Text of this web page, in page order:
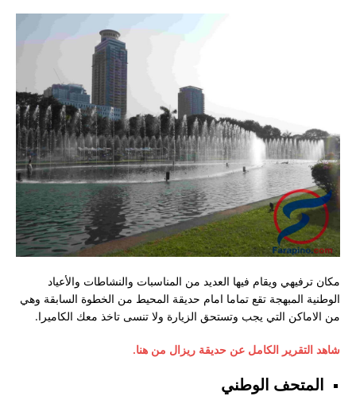
مكان ترفيهي ويقام فيها العديد من المناسبات والنشاطات والأعياد
الوطنية المبهجة تقع تماما امام حديقة المحيط من الخطوة السابقة وهي
من الاماكن التي يجب وتستحق الزيارة ولا تنسى تاخذ معك الكاميرا.
شاهد التقرير الكامل عن حديقة ريزال من هنا.
المتحف الوطني